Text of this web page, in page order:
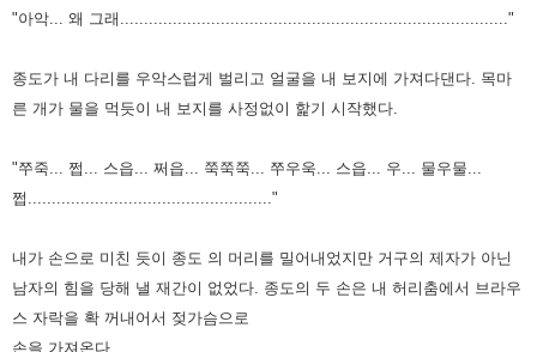
"아악... 왜 그래................................................................................."
종도가 내 다리를 우악스럽게 벌리고 얼굴을 내 보지에 가져다댄다. 목마
른 개가 물을 먹듯이 내 보지를 사정없이 핥기 시작했다.
"쭈죽... 쩝... 스읍... 쩌읍... 쭉쭉쭉... 쭈우욱... 스읍... 우... 물우물...
쩝..................................................."
내가 손으로 미친 듯이 종도 의 머리를 밀어내었지만 거구의 제자가 아닌
남자의 힘을 당해 낼 재간이 없었다. 종도의 두 손은 내 허리춤에서 브라우
스 자락을 확 꺼내어서 젖가슴으로
손을 가져온다.